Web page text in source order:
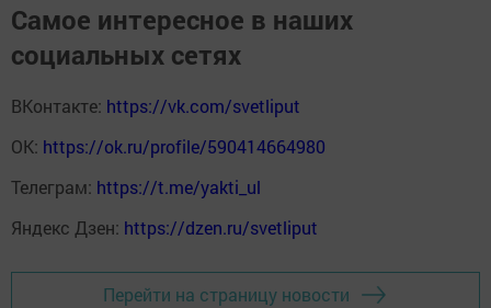
Самое интересное в наших
социальных сетях
ВКонтакте: https://vk.com/svetliput
ОК: https://ok.ru/profile/590414664980
Телеграм: https://t.me/yakti_ul
Яндекс Дзен: https://dzen.ru/svetliput
Перейти на страницу новости